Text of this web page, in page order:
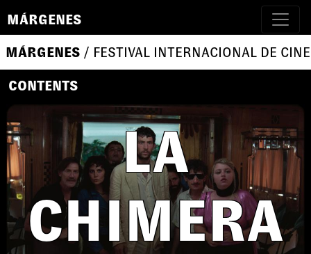
MÁRGENES
MÁRGENES / FESTIVAL INTERNACIONAL DE
CONTENTS
LA
CHIMERA